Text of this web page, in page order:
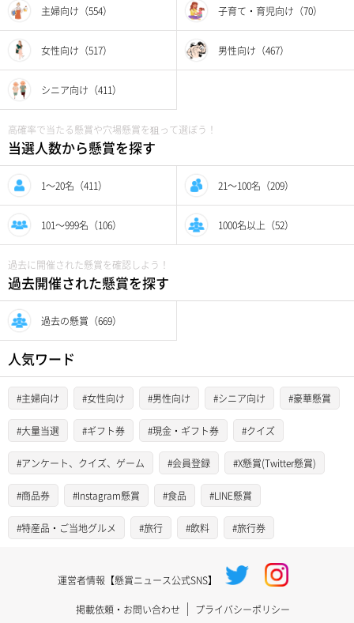
主婦向け（554） 子育て・育児向け（70）
女性向け（517） 男性向け（467）
シニア向け（411）
高確率で当たる懸賞や穴場懸賞を狙って選ぼう！
当選人数から懸賞を探す
1〜20名（411） 21〜100名（209）
101〜999名（106） 1000名以上（52）
過去に開催された懸賞を確認しよう！
過去開催された懸賞を探す
過去の懸賞（669）
人気ワード
#主婦向け #女性向け #男性向け #シニア向け #豪華懸賞
#大量当選 #ギフト券 #現金・ギフト券 #クイズ
#アンケート、クイズ、ゲーム #会員登録 #X懸賞(Twitter懸賞)
#商品券 #Instagram懸賞 #食品 #LINE懸賞
#特産品・ご当地グルメ #旅行 #飲料 #旅行券
運営者情報【懸賞ニュース公式SNS】
掲載依頼・お問い合わせ プライバシーポリシー